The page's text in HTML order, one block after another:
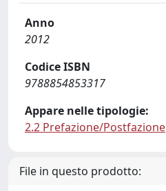
Anno
2012
Codice ISBN
9788854853317
Appare nelle tipologie:
2.2 Prefazione/Postfazione
File in questo prodotto: